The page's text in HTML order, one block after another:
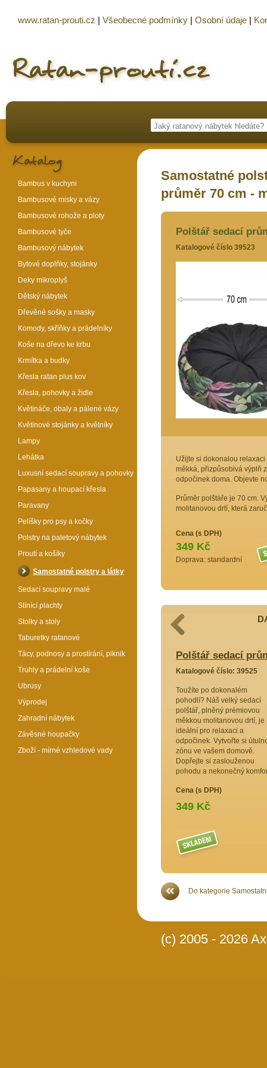
Samostatné
průměr 70 cm -
Polštář sedací
Katalogové číslo 39523
Užijte si dokonalou
měkká, přizpůsobivá výplň
odpočinek doma. Objevte
Průměr polštáře je 70 cm.
molitanovou drtí, která
Cena (s DPH)
349 Kč
Doprava: standardní
70 cm - růžičky
s
Polštář sedací
Katalogové číslo: 39525
Toužíte po dokonalém
pohodlí? Náš velký sedací
polštář, plněný prémiovou
měkkou molitanovou drtí, je
ideální pro relaxaci a
odpočinek. Vytvořte si
zónu ve vašem domově.
Dopřejte si zaslouženou
pohodu a nekonečný
Cena (s DPH)
349 Kč
Do kategorie
(c) 2005 - 2026
Bambus v kuchyni
Bambusové misky a vázy
Bambusové rohože a ploty
Bambusové tyče
Bambusový nábytek
Bytové doplňky, stojánky
Deky mikroplyš
Dětský nábytek
Dřevěné sošky a masky
Komody, skříňky a prádelníky
Koše na dřevo ke krbu
Krmítka a budky
Křesla ratan plus kov
Křesla, pohovky a židle
Květináče, obaly a pálené vázy
Květinové stojánky a květníky
Lampy
Lehátka
Luxusní sedací soupravy a pohovky
Papasany a houpací křesla
Paravany
Pelíšky pro psy a kočky
Polstry na paletový nábytek
Proutí a košíky
Samostatné polstry a látky
Sedací soupravy malé
Stínící plachty
Stolky a stoly
Taburetky ratanové
Tácy, podnosy a prostírání, piknik
Truhly a prádelní koše
Ubrusy
Výprodej
Zahradní nábytek
Závěsné houpačky
Zboží - mírné vzhledové vady
www.ratan-prouti.cz | Všeobecné podmínky | Osobní údaje |